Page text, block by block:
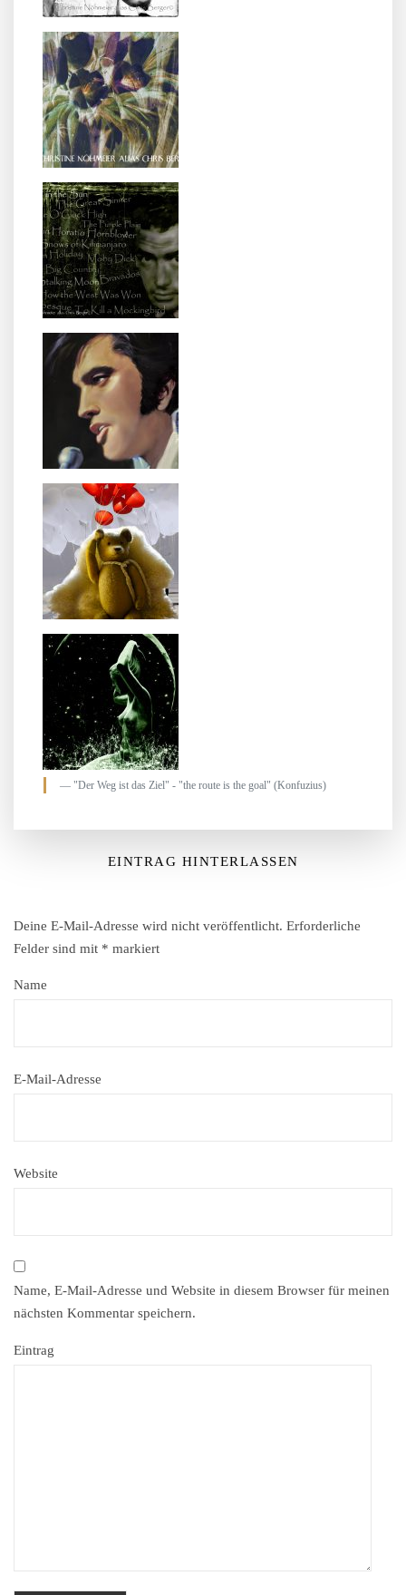
"Der Weg ist das Ziel" - "the route is the goal" (Konfuzius)
EINTRAG HINTERLASSEN
Deine E-Mail-Adresse wird nicht veröffentlicht. Erforderliche
Felder sind mit * markiert
Name
E-Mail-Adresse
Website
Name, E-Mail-Adresse und Website in diesem Browser für meinen
nächsten Kommentar speichern.
Eintrag